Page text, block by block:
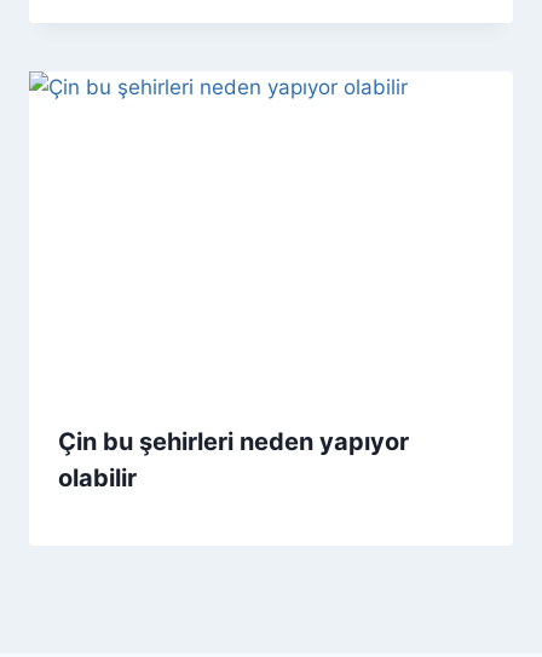
Çin bu şehirleri neden yapıyor
olabilir